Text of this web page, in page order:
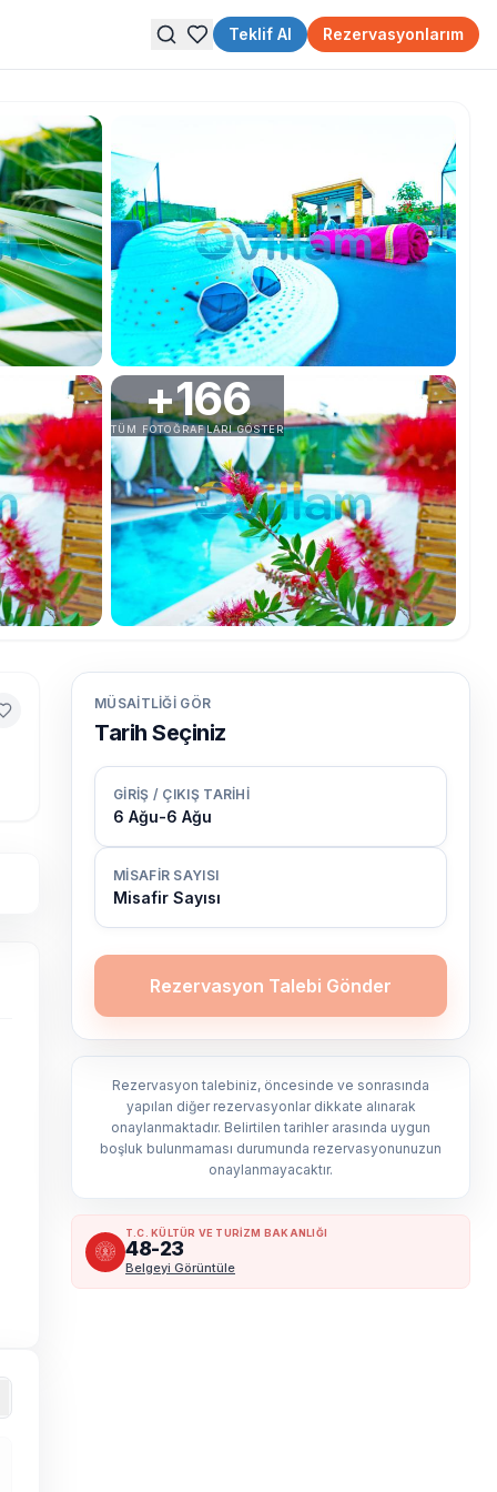
Teklif Al Rezervasyonlarım
+166
TÜM FOTOĞRAFLARI GÖSTER
MÜSAITLIĞI GÖR
Tarih Seçiniz
GIRIŞ / ÇIKIŞ TARIHI
6 Ağu-6 Ağu
MISAFIR SAYISI
Misafir Sayısı
Rezervasyon Talebi Gönder
Rezervasyon talebiniz, öncesinde ve sonrasında
yapılan diğer rezervasyonlar dikkate alınarak
onaylanmaktadır. Belirtilen tarihler arasında uygun
boşluk bulunmaması durumunda rezervasyonunuzun
onaylanmayacaktır.
T.C. KÜLTÜR VE TURİZM BAKANLIĞI
48-23
Belgeyi Görüntüle